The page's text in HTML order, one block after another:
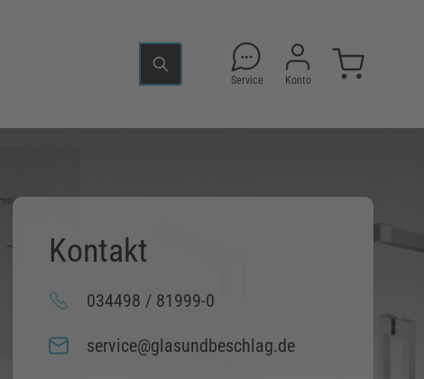
Service Konto
Kontakt
034498 / 81999-0
service@glasundbeschlag.de